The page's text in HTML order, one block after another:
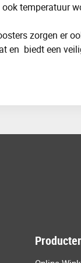
ook temperatuur
zorgen er
en biedt een